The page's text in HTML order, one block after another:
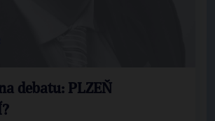
debatu: PLZEŇ